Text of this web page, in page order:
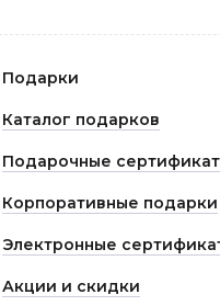
Подарки
Каталог подарков
Подарочные
Корпоративные подарки
Электронные
Акции и скидки